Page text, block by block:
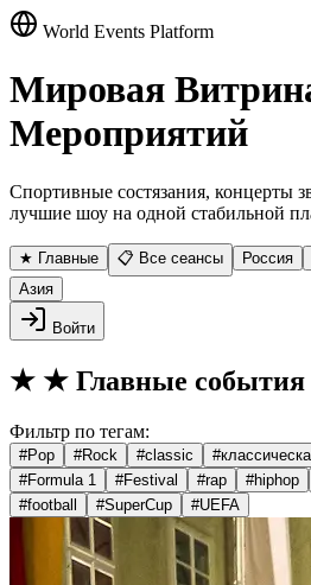
World Events Platform
Мировая
Мероприятий
Спортивные состязания, концерты
лучшие шоу на одной стабильной
★ Главные 📋 Все сеансы Россия
Азия
Войти
★ ★ Главные события
Фильтр по тегам:
#Pop #Rock #classic #
#Formula 1 #Festival #rap #hiphop
#football #SuperCup #UEFA